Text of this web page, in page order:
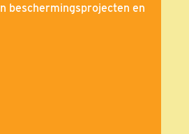
beschermingsprojecten en